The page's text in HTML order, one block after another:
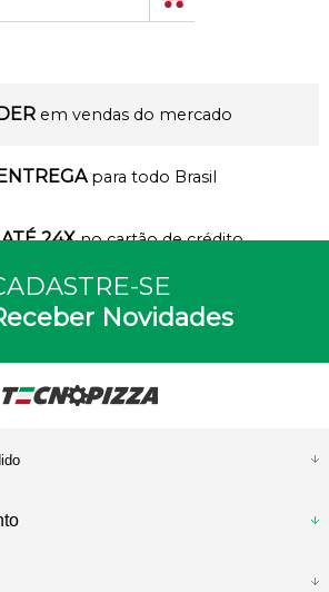
em vendas do mercado
ENTREGA para todo Brasil
24X no cartão de crédito
SE
Novidades